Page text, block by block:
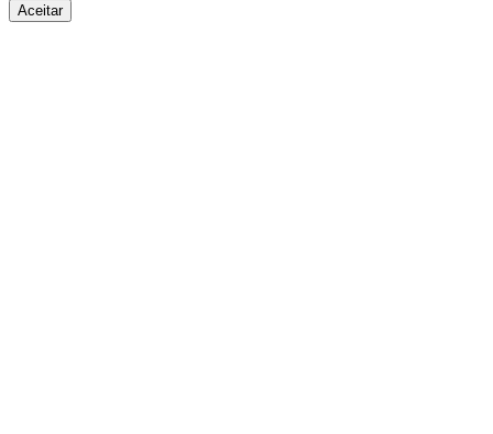
Aceitar